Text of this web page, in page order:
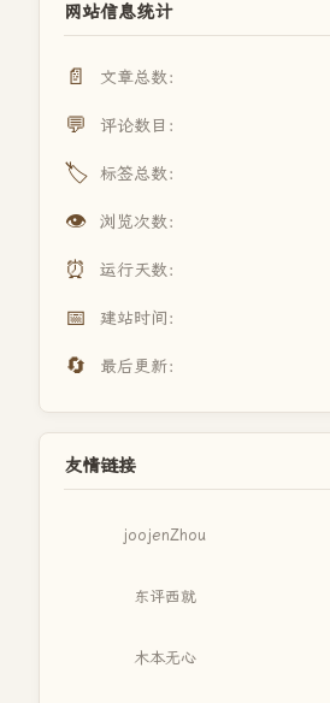
网站信息统计
📄 文章总数：
💬 评论数目：
🏷️ 标签总数：
👁️ 浏览次数：
⏰ 运行天数：
📅 建站时间：
🔄 最后更新：
友情链接
joojenZhou
东评西就
木本无心